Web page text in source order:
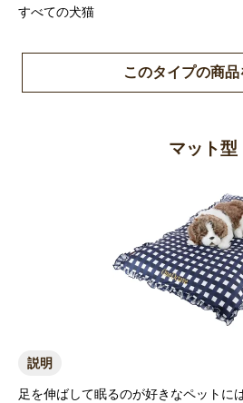
すべての犬猫
このタイプの商品
マット型
説明
足を伸ばして眠るのが好きなペットに